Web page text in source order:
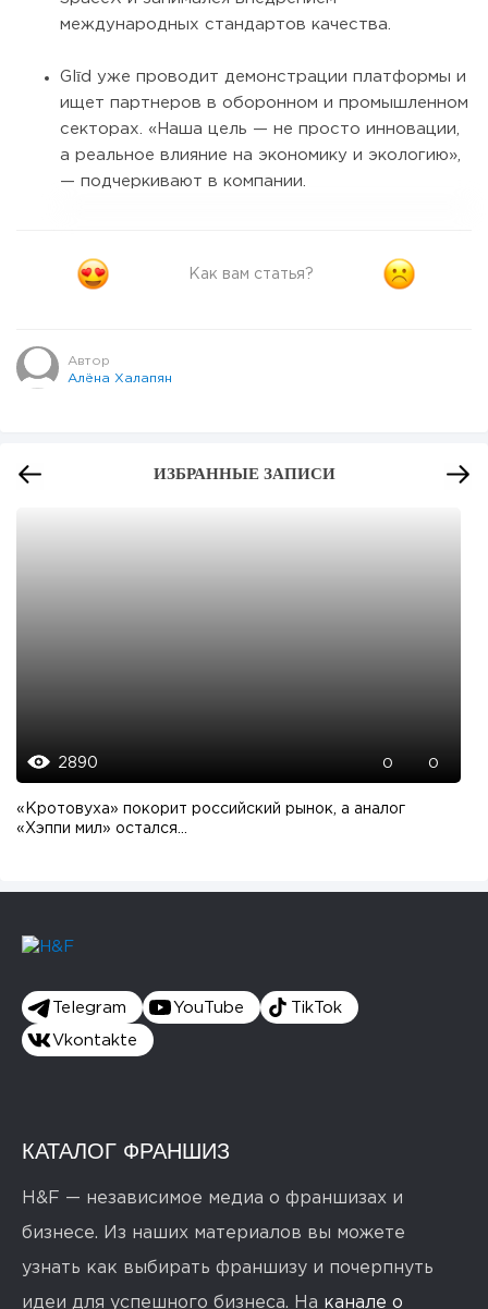
международных стандартов качества.
Glīd уже проводит демонстрации платформы и
ищет партнеров в оборонном и промышленном
секторах. «Наша цель — не просто инновации,
а реальное влияние на экономику и экологию»,
— подчеркивают в компании.
Как вам статья?
Автор
Алёна Халапян
ИЗБРАННЫЕ ЗАПИСИ
2890 0 0
«Кротовуха» покорит российский рынок, а аналог
«Хэппи мил» остался...
Telegram YouTube TikTok
Vkontakte
КАТАЛОГ ФРАНШИЗ
H&F — независимое медиа о франшизах и
бизнесе. Из наших материалов вы можете
узнать как выбирать франшизу и почерпнуть
идеи для успешного бизнеса. На канале о